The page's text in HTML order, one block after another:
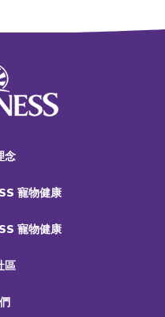
念
寵物健康
寵物健康
區